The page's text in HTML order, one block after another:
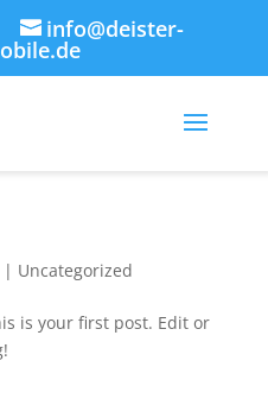
info@deister-
Uncategorized
is your first post. Edit or